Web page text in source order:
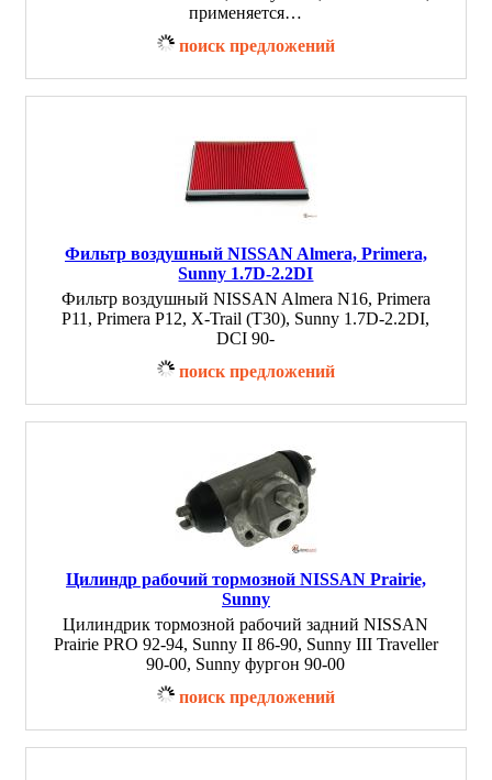
применяется…
поиск предложений
Фильтр воздушный NISSAN Almera, Primera,
Sunny 1.7D-2.2DI
Фильтр воздушный NISSAN Almera N16, Primera
P11, Primera P12, X-Trail (T30), Sunny 1.7D-2.2DI,
DCI 90-
поиск предложений
Цилиндр рабочий тормозной NISSAN Prairie,
Sunny
Цилиндрик тормозной рабочий задний NISSAN
Prairie PRO 92-94, Sunny II 86-90, Sunny III Traveller
90-00, Sunny фургон 90-00
поиск предложений